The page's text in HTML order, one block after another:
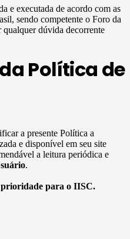
e executada de acordo com as
sendo competente o Foro da
dúvida decorrente
Política de
a presente Política a
e disponível em seu site
a leitura periódica e
.
prioridade para o IISC.